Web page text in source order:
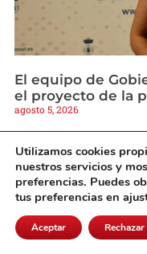
El equipo de
el proyecto de la
agosto 5, 2026
Utilizamos cookies
nuestros servicios y
preferencias. Puedes
tus preferencias en
Aceptar Rechazar